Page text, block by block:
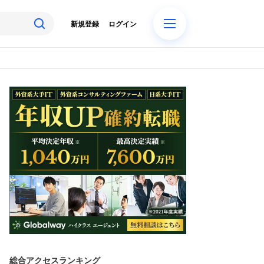
ログイン
新規登録
総合アクセスランキング